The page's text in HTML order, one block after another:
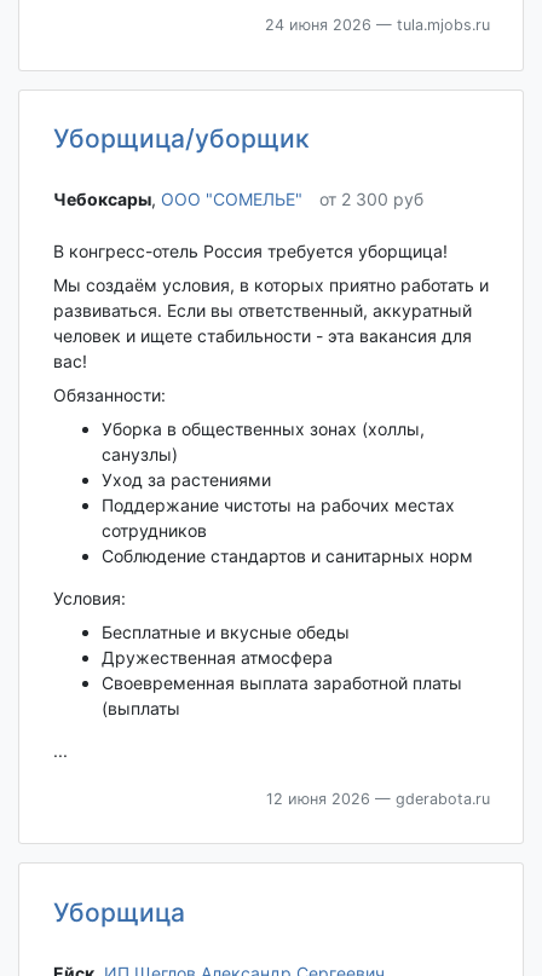
24 июня 2026 — tula.mjobs.ru
Уборщица/уборщик
Чебоксары‎, ООО "СОМЕЛЬЕ" от 2 300 руб
В конгресс-отель Россия требуется уборщица!
Мы создаём условия, в которых приятно работать и
развиваться. Если вы ответственный, аккуратный
человек и ищете стабильности - эта вакансия для
вас!
Обязанности:
Уборка в общественных зонах (холлы,
санузлы)
Уход за растениями
Поддержание чистоты на рабочих местах
сотрудников
Соблюдение стандартов и санитарных норм
Условия:
Бесплатные и вкусные обеды
Дружественная атмосфера
Своевременная выплата заработной платы
(выплаты
...
12 июня 2026 — gderabota.ru
Уборщица